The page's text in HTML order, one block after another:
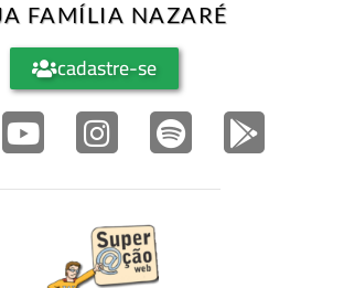
FAMÍLIA NAZARÉ
cadastre-se